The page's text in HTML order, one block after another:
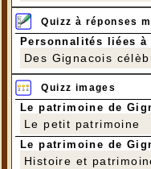
Quizz à réponses
Personnalités liées
Des Gignacois
Quizz images
Le patrimoine de
Le petit patrimoine
Le patrimoine de
Histoire et